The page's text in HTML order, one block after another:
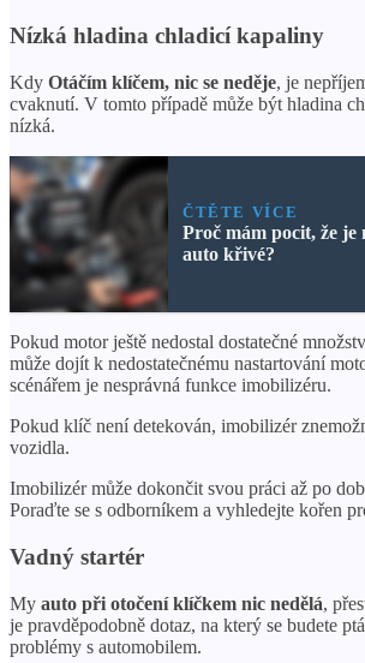
Nízká hladina chladicí kapaliny
Kdy Otáčím klíčem, nic se neděje, je
cvaknutí. V tomto případě může být hladina
nízká.
ČTĚTE VÍCE
Proč mám pocit, že je
auto křivé?
Pokud motor ještě nedostal dostatečné
může dojít k nedostatečnému nastartování
scénářem je nesprávná funkce imobilizéru.
Pokud klíč není detekován, imobilizér
vozidla.
Imobilizér může dokončit svou práci až po
Poraďte se s odborníkem a vyhledejte kořen
Vadný startér
My auto při otočení klíčkem nic nedělá,
je pravděpodobně dotaz, na který se budete
problémy s automobilem.